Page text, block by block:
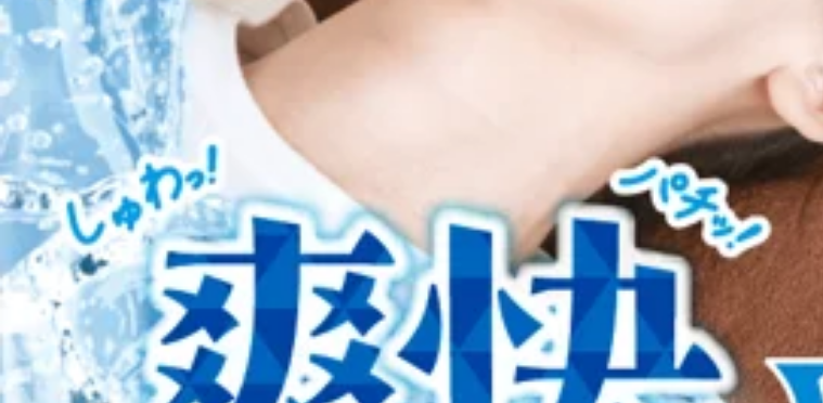
2026/8/7(金)ご予約状況
ご閲覧頂きありがとうございます！東武曳舟駅、京成曳舟駅からすぐ、Re.Ra.Ku イトーヨーカドー曳
11：00～20：00のお時間帯に空きがございます。まだご案内可能時間が多いので、お客様のご希望に
軽にお越しくださいませ！お電話もお待ちしております！※当ブログ投稿時の予約状況をもとにして
予めご了承くださいませ。みなさん こんにちは！スタッフの中島です！最近、お客様から「夜中に足
いただくことがあります。夏は汗をかきやすく、水分やミネラル不足になりやすい季節です。また、
なる原因の一つと考えられています。こんな症状はありませんか？・夜中に足がつることがある・ふ
やすい足のお疲れをそのままにすると、歩き方や姿勢にも影響し、腰や肩に負担がかかることもあり
しっかりケアいたします。「最近足が疲れやすいな」と感じたら、お気軽にご相談ください！本日・
ご利用ください。Re.Ra.Kuでは、お疲れに合わせて、コースの提案・提供しております！『どんなコ
タッフにお聞きください！沢山の方のご来店、お待ちしております♪ 『肩甲骨ストレッチ＆骨盤スト
体リフレッシュ♪ Re.Ra.Ku イトーヨーカドー曳舟店〈営業時間&gt;10時～21時&lt;住所&gt;東京都墨田
2026.08.06
2026/8/6(木)ご予約状況☆Re.Ra.Ku曳舟店☆
ご閲覧頂きありがとうございます！東武曳舟駅、京成曳舟駅からすぐ、Re.Ra.Ku イトーヨーカドー曳
20：10～21：00のお時間帯に空きがございます。ペアでご案内出来るお時間もございますので是非お
状況をもとにして掲載しております。ご予約いただく際には変動が起きている場合もございますので
曳舟駅からすぐ、Re.Ra.Ku イトーヨーカドー曳舟店です♪明日、8月6日(木) のご予約状況のお知らせで
でご案内出来るお時間もございますので是非お気軽にお越しくださいませ！お電話もお待ちしており
際には変動が起きている場合もございますので、予めご了承くださいませ。 みなさん こんにちは！8
盆休みに帰省されたり旅行に行かれる予定がある方は、その前後に！お仕事の方は日頃から頑張ってい
限定の爽快ヘッドスパキャンペーンも開催中です！冷たい炭酸泡のスプレーの”ひんやり感”と炭酸泡に
ボディケアまたはフットケアとセットで体験してみてください♪ Re.Ra.Kuでは、お疲れに合わせて、
という方はぜひ一度、お越しになって、私達スタッフにお聞きください！沢山の方のご来店、お待ち
2026.08.05
2026/8/5(水)ご予約状況☆Re.Ra.Ku曳舟店☆
ご閲覧頂きありがとうございます！東武曳舟駅、京成曳舟駅からすぐ、Re.Ra.Ku イトーヨーカドー曳
16：20～19：20までのお時間帯に空きがございます。ペアでご案内出来るお時間もございますので是
予約状況をもとにして掲載しております。ご予約いただく際には変動が起きている場合もございます
(8)し(4)「箸」】の語呂合わせにちなんで、箸などの製造・卸・販売を行っている株式会社藤本商會本
2026.08.04